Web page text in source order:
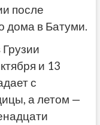
после
дома в Батуми.
и 13
с
а летом —